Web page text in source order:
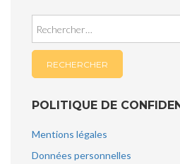
POLITIQUE DE
Mentions légales
Données personnelles